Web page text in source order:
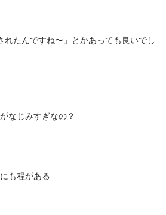
れたんですね〜」とかあっても良いでし
なじみすぎなの？
も程がある